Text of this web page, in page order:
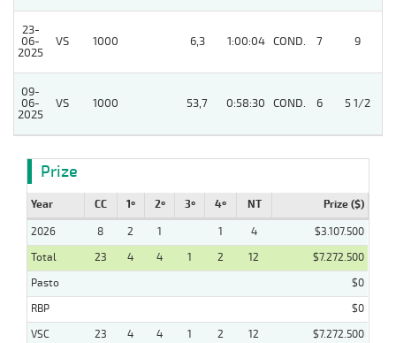
23-
06-
2025
VS 1000 6,3 1:00:04 COND. 7 9
09-
06-
2025
VS 1000 53,7 0:58:30 COND. 6 5 1/2
Prize
Year CC 1º 2º 3º 4º NT Prize ($)
2026 8 2 1 1 4
$3.107.500
Total
23 4 4 1 2 12
$7.272.500
Pasto
$0
RBP
$0
VSC
23 4 4 1 2 12
$7.272.500